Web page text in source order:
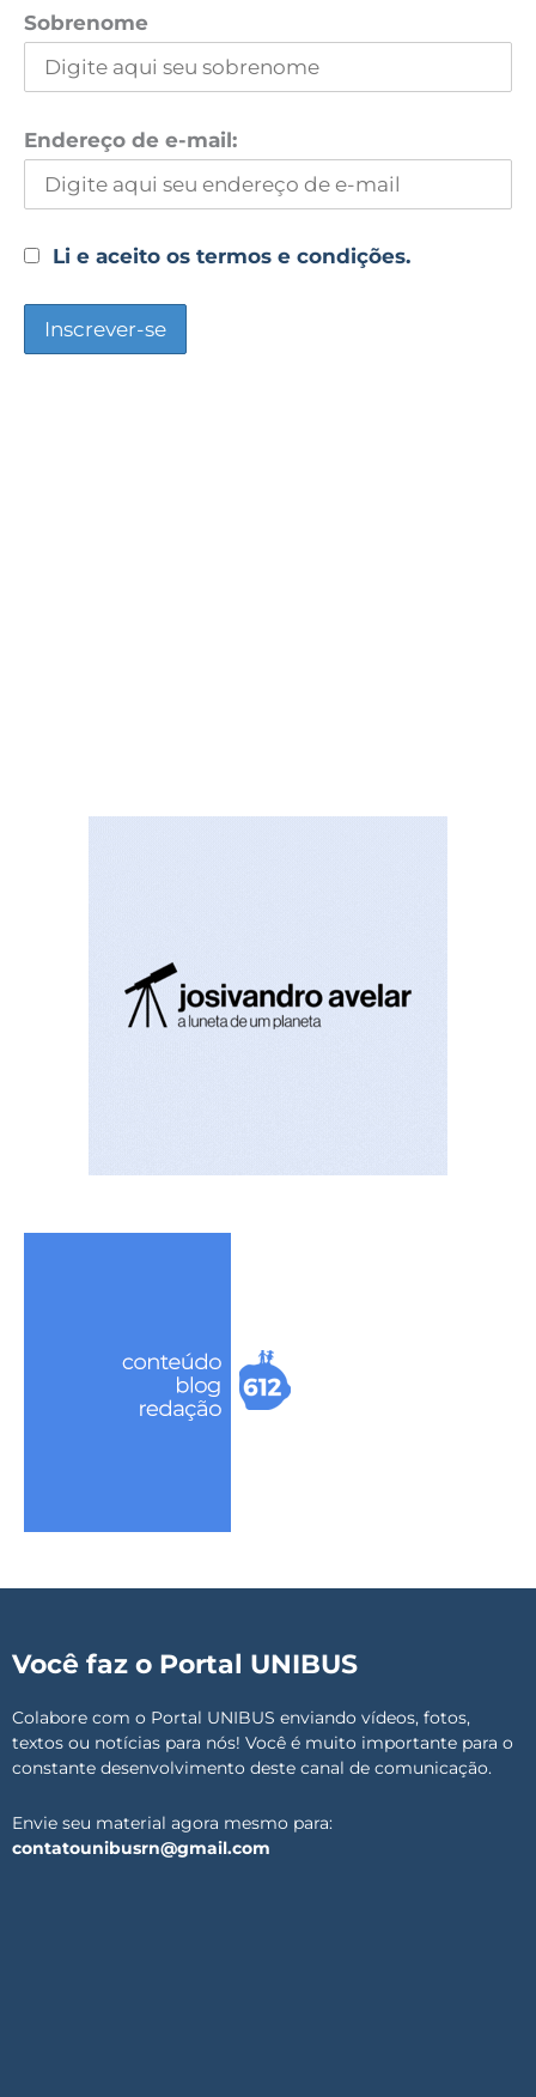
Sobrenome
Endereço de e-mail:
Li e aceito os termos e condições.
Você faz o Portal UNIBUS
Colabore com o Portal UNIBUS enviando vídeos, fotos,
textos ou notícias para nós! Você é muito importante para o
constante desenvolvimento deste canal de comunicação.
Envie seu material agora mesmo para:
contatounibusrn@gmail.com